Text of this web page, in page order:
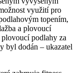
využití pro
topením,
a plovoucí
podlahy za
byl dodán – ukazatel